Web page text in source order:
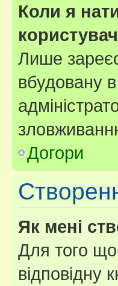
Коли я
Лише
вбудовану
Догори
Як мені
Для того